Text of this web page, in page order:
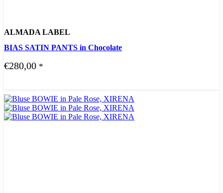
ALMADA LABEL
BIAS SATIN PANTS in Chocolate
€280,00 *